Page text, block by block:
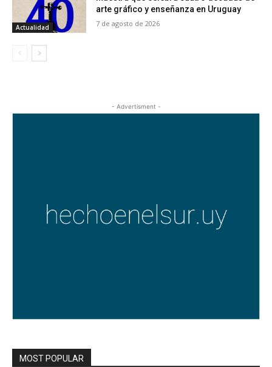
Actualidad
arte gráfico y enseñanza en Uruguay
7 de agosto de 2026
- Advertisment -
MOST POPULAR